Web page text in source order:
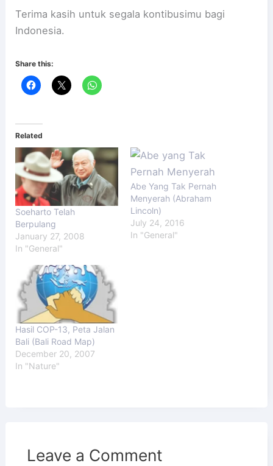
Terima kasih untuk segala kontibusimu bagi
Indonesia.
Share this:
Related
Soeharto Telah
Berpulang
January 27, 2008
In "General"
Abe Yang Tak Pernah
Menyerah (Abraham
Lincoln)
July 24, 2016
In "General"
Hasil COP-13, Peta Jalan
Bali (Bali Road Map)
December 20, 2007
In "Nature"
Leave a Comment